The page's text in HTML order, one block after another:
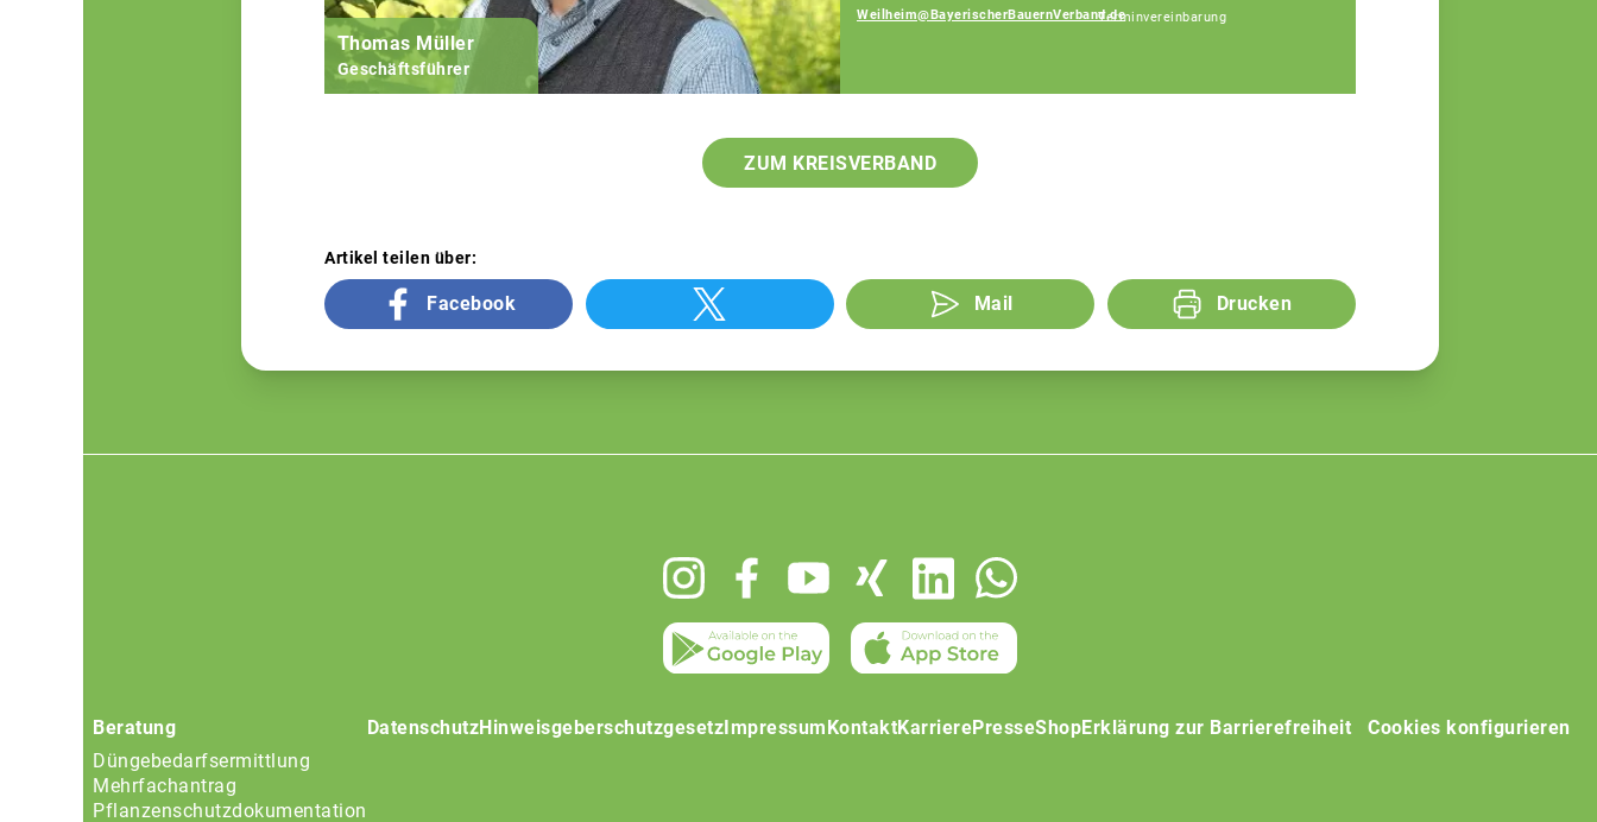
Thomas Müller
Geschäftsführer
Weilheim@BayerischerBauernVerband.deTerminvereinbarung
ZUM KREISVERBAND
Artikel teilen über:
Facebook Mail Drucken
Beratung
Düngebedarfsermittlung
Mehrfachantrag
Pflanzenschutzdokumentation
DatenschutzHinweisgeberschutzgesetzImpressumKontaktKarrierePresseShopErklärung zur Barrierefreiheit Cookies konfigurieren